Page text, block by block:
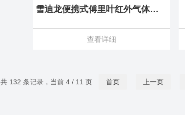
雪迪龙便携式傅里叶红外气体分析仪
查看详细
共 132 条记录，当前 4 / 11 页 首页 上一页